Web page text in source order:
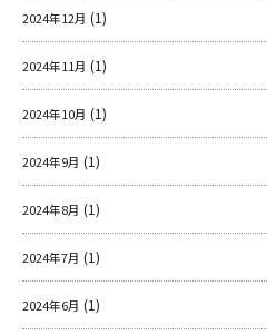
2024年12月 (1)
2024年11月 (1)
2024年10月 (1)
2024年9月 (1)
2024年8月 (1)
2024年7月 (1)
2024年6月 (1)